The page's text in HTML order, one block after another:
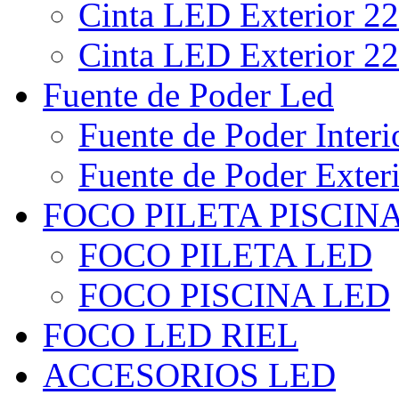
Cinta LED Exterior
Cinta LED Exterior
Fuente de Poder Led
Fuente de Poder
Fuente de Poder
FOCO PILETA
FOCO PILETA LED
FOCO PISCINA LED
FOCO LED RIEL
ACCESORIOS LED